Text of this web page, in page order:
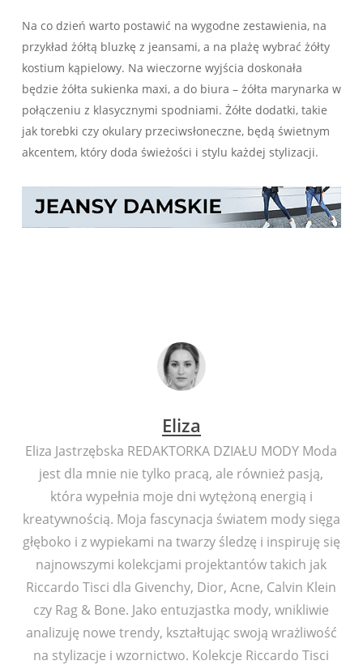
Na co dzień ⁢warto postawić na wygodne​ zestawienia, na‌
przykład żółtą bluzkę z jeansami,⁢ a na⁢ plażę wybrać żółty
kostium kąpielowy. Na wieczorne wyjścia⁤ doskonała
będzie ​żółta sukienka maxi, a do biura‌ – żółta marynarka ⁣w
połączeniu z klasycznymi⁣ spodniami. Żółte ‍dodatki, takie
jak torebki czy okulary przeciwsłoneczne, będą świetnym
akcentem, który doda świeżości i stylu każdej stylizacji.
Eliza
Eliza Jastrzębska REDAKTORKA DZIAŁU MODY Moda
jest dla mnie nie tylko pracą, ale również pasją,
która wypełnia moje dni wytężoną energią i
kreatywnością. Moja fascynacja światem mody sięga
głęboko i z wypiekami na twarzy śledzę i inspiruję się
najnowszymi kolekcjami projektantów takich jak
Riccardo Tisci dla Givenchy, Dior, Acne, Calvin Klein
czy Rag & Bone. Jako entuzjastka mody, wnikliwie
analizuję nowe trendy, kształtując swoją wrażliwość
na stylizacje i wzornictwo. Kolekcje Riccardo Tisci